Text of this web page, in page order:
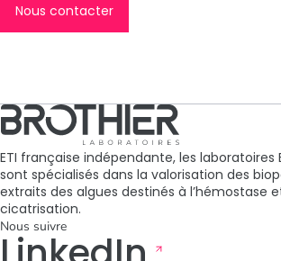
Nous contacter
ETI française indépendante, les laboratoires
sont spécialisés dans la valorisation des
extraits des algues destinés à l’hémostase
cicatrisation.
Nous suivre